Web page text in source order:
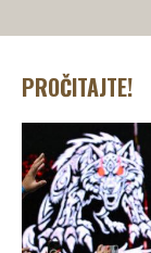
PROČITAJTE!